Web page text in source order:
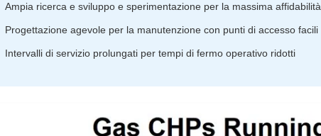
Ampia ricerca e sviluppo e sperimentazione per la massima affidabilità
Progettazione agevole per la manutenzione con punti di accesso facili
Intervalli di servizio prolungati per tempi di fermo operativo ridotti